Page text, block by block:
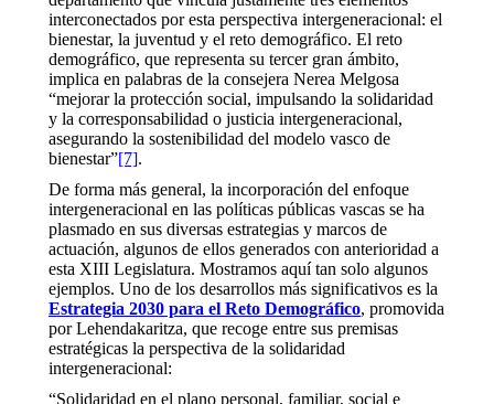
interconectados por esta perspectiva intergeneracional: el
bienestar, la juventud y el reto demográfico. El reto
demográfico, que representa su tercer gran ámbito,
implica en palabras de la consejera Nerea Melgosa
“mejorar la protección social, impulsando la solidaridad
y la corresponsabilidad o justicia intergeneracional,
asegurando la sostenibilidad del modelo vasco de
bienestar”[7].
De forma más general, la incorporación del enfoque
intergeneracional en las políticas públicas vascas se ha
plasmado en sus diversas estrategias y marcos de
actuación, algunos de ellos generados con anterioridad a
esta XIII Legislatura. Mostramos aquí tan solo algunos
ejemplos. Uno de los desarrollos más significativos es la
Estrategia 2030 para el Reto Demográfico, promovida
por Lehendakaritza, que recoge entre sus premisas
estratégicas la perspectiva de la solidaridad
intergeneracional:
“Solidaridad en el plano personal, familiar, social e